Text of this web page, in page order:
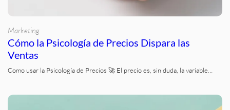
Marketing
Cómo la Psicología de Precios Dispara las
Ventas
Como usar la Psicología de Precios 🚀 El precio es, sin duda, la variable…